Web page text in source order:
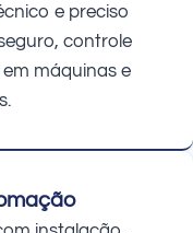
e preciso
controle
máquinas e